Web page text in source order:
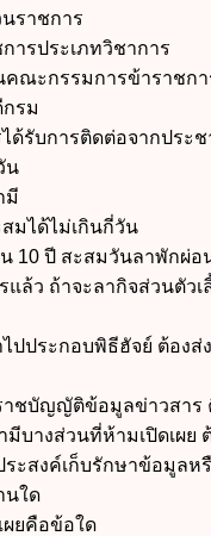
ราชการ
ารประเภทวิชาการ
คณะกรรมการข้าราชก
รม
ด้รับการติดต่อจากประ
น
มี
มได้ไม่เกินกี่วัน
10 ปี สะสมวันลาพักผ่อ
ล้ว ถ้าจะลากิจส่วนตัวเ
ปประกอบพิธีฮัจย์ ต้องส่
าชบัญญัติข้อมูลข่าวสาร
บางส่วนที่ห้ามเปิดเผย
ระสงค์เก็บรักษาข้อมูลห
นใด
ผยคือข้อใด